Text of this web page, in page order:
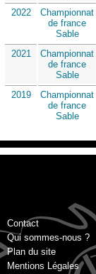
2022
Championnat
de france
Sable
2021
Championnat
de france
Sable
2019
Championnat
de france
Sable
Contact
Qui sommes-nous ?
Plan du site
Mentions Légales